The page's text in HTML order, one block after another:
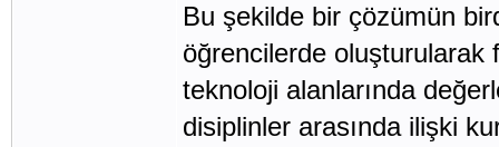
Bu şekilde bir çözümün
öğrencilerde oluşturularak
teknoloji alanlarında
disiplinler arasında ilişki